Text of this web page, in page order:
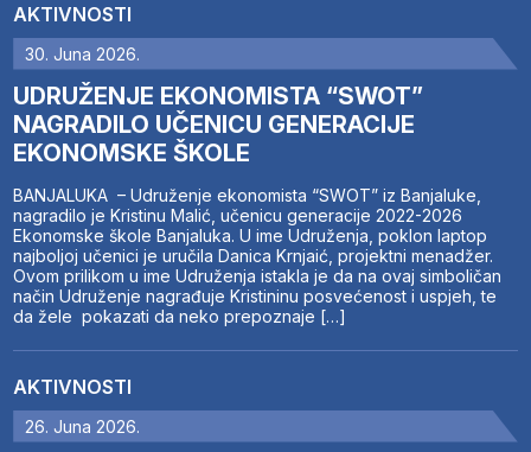
AKTIVNOSTI
30. Juna 2026.
UDRUŽENJE EKONOMISTA “SWOT”
NAGRADILO UČENICU GENERACIJE
EKONOMSKE ŠKOLE
BANJALUKA – Udruženje ekonomista “SWOT” iz Banjaluke,
nagradilo je Kristinu Malić, učenicu generacije 2022-2026
Ekonomske škole Banjaluka. U ime Udruženja, poklon laptop
najboljoj učenici je uručila Danica Krnjaić, projektni menadžer.
Ovom prilikom u ime Udruženja istakla je da na ovaj simboličan
način Udruženje nagrađuje Kristininu posvećenost i uspjeh, te
da žele pokazati da neko prepoznaje […]
AKTIVNOSTI
26. Juna 2026.